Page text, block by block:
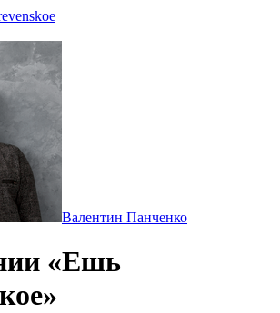
Валентин Панченко
«Ешь